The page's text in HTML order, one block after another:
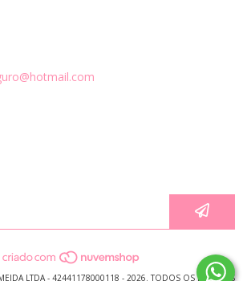
LTDA - 42441178000118 - 2026. TODOS OS DIREITOS